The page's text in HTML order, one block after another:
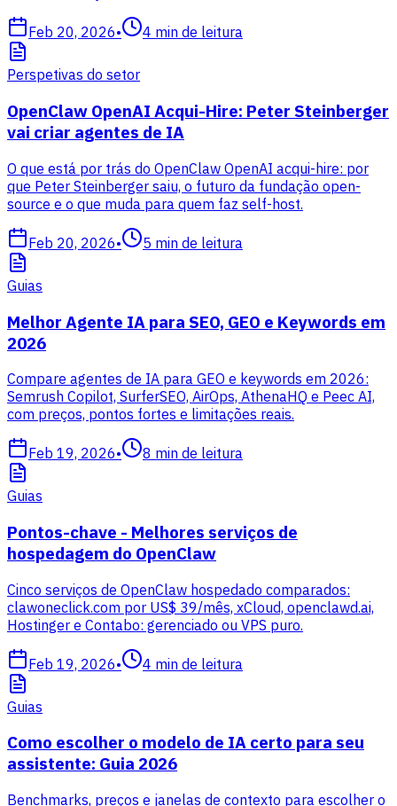
Feb 20, 2026• 4 min de leitura
Perspetivas do setor
OpenClaw OpenAI Acqui-Hire: Peter Steinberger
vai criar agentes de IA
O que está por trás do OpenClaw OpenAI acqui-hire: por
que Peter Steinberger saiu, o futuro da fundação open-
source e o que muda para quem faz self-host.
Feb 20, 2026• 5 min de leitura
Guias
Melhor Agente IA para SEO, GEO e Keywords em
2026
Compare agentes de IA para GEO e keywords em 2026:
Semrush Copilot, SurferSEO, AirOps, AthenaHQ e Peec AI,
com preços, pontos fortes e limitações reais.
Feb 19, 2026• 8 min de leitura
Guias
Pontos-chave - Melhores serviços de
hospedagem do OpenClaw
Cinco serviços de OpenClaw hospedado comparados:
clawoneclick.com por US$ 39/mês, xCloud, openclawd.ai,
Hostinger e Contabo: gerenciado ou VPS puro.
Feb 19, 2026• 4 min de leitura
Guias
Como escolher o modelo de IA certo para seu
assistente: Guia 2026
Benchmarks, preços e janelas de contexto para escolher o